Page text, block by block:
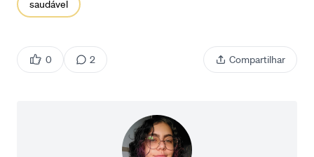
saudável
0 2 Compartilhar